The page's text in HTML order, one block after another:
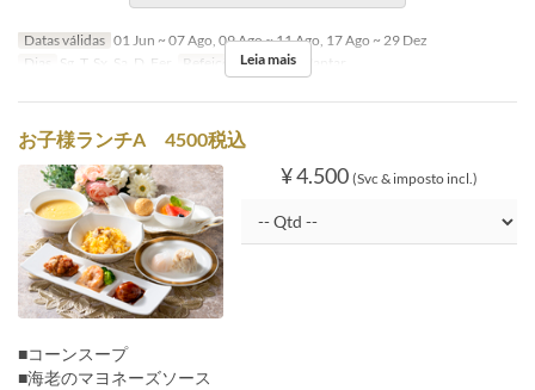
Datas válidas 01 Jun ~ 07 Ago, 09 Ago ~ 11 Ago, 17 Ago ~ 29 Dez
Dias
Sg, T, Sx, Sa, D, Fer Refeições Almoço, Jantar
Leia mais
お子様ランチA 4500税込
¥ 4.500 (Svc & imposto incl.)
■コーンスープ
■海老のマヨネーズソース